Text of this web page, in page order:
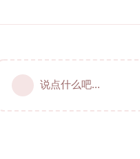
说点什么吧...